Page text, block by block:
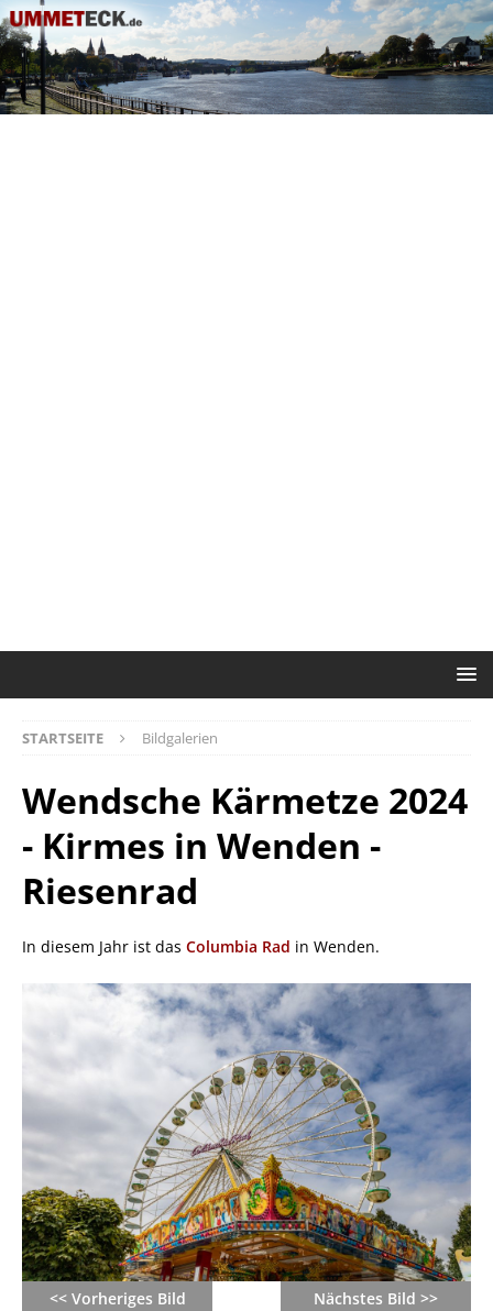
STARTSEITE Bildgalerien
Wendsche Kärmetze 2024
- Kirmes in Wenden -
Riesenrad
In diesem Jahr ist das Columbia Rad in Wenden.
<< Vorheriges Bild
Nächstes Bild >>